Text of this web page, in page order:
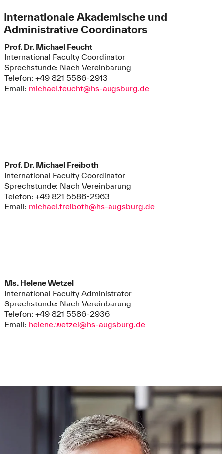
Internationale Akademische und
Administrative Coordinators
Prof. Dr. Michael Feucht
International Faculty Coordinator
Sprechstunde: Nach Vereinbarung
Telefon: +49 821 5586-2913
Email: michael.feucht@hs-augsburg.de
Prof. Dr. Michael Freiboth
International Faculty Coordinator
Sprechstunde: Nach Vereinbarung
Telefon: +49 821 5586-2963
Email: michael.freiboth@hs-augsburg.de
Ms. Helene Wetzel
International Faculty Administrator
Sprechstunde: Nach Vereinbarung
Telefon: +49 821 5586-2936
Email: helene.wetzel@hs-augsburg.de